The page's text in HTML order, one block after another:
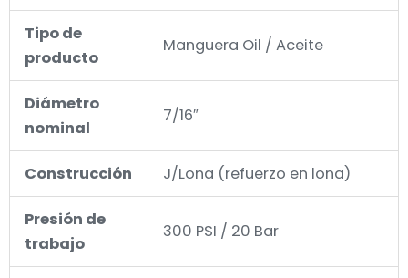
Tipo de
producto
Manguera Oil / Aceite
Diámetro
nominal
7/16″
Construcción J/Lona (refuerzo en lona)
Presión de
trabajo
300 PSI / 20 Bar